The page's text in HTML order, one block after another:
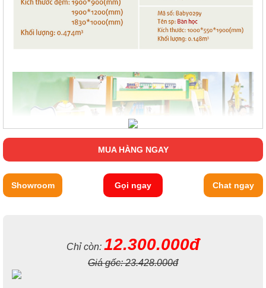
MUA HÀNG NGAY
Showroom Gọi ngay Chat ngay
Chỉ còn: 12.300.000đ
Giá gốc:23.428.000đ